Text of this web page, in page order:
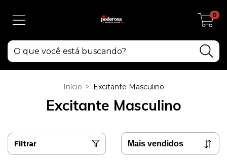
0
Início > Excitante Masculino
Excitante Masculino
Filtrar